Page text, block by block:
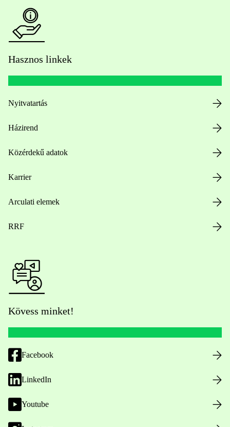
Hasznos linkek
Nyitvatartás
Házirend
Közérdekű adatok
Karrier
Arculati elemek
RRF
Kövess minket!
Facebook
LinkedIn
Youtube